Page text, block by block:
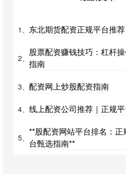
1、 东北期货配资正规平台推荐
2、
股票配资赚钱技巧：杠杆
指南
3、 配资网上炒股配资指南
4、 线上配资公司推荐｜正规
5、
**股配资网站平台排名：
台甄选指南**